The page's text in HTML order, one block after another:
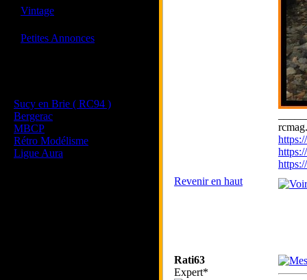
Vintage
Petites Annonces
Sucy en Brie ( RC94 )
Bergerac
MBCP
Rétro Modélisme
Ligue Aura
Revenir en haut
Rati63
Expert*